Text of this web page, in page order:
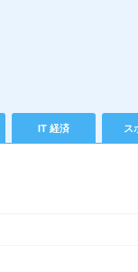
IT 経済 ス